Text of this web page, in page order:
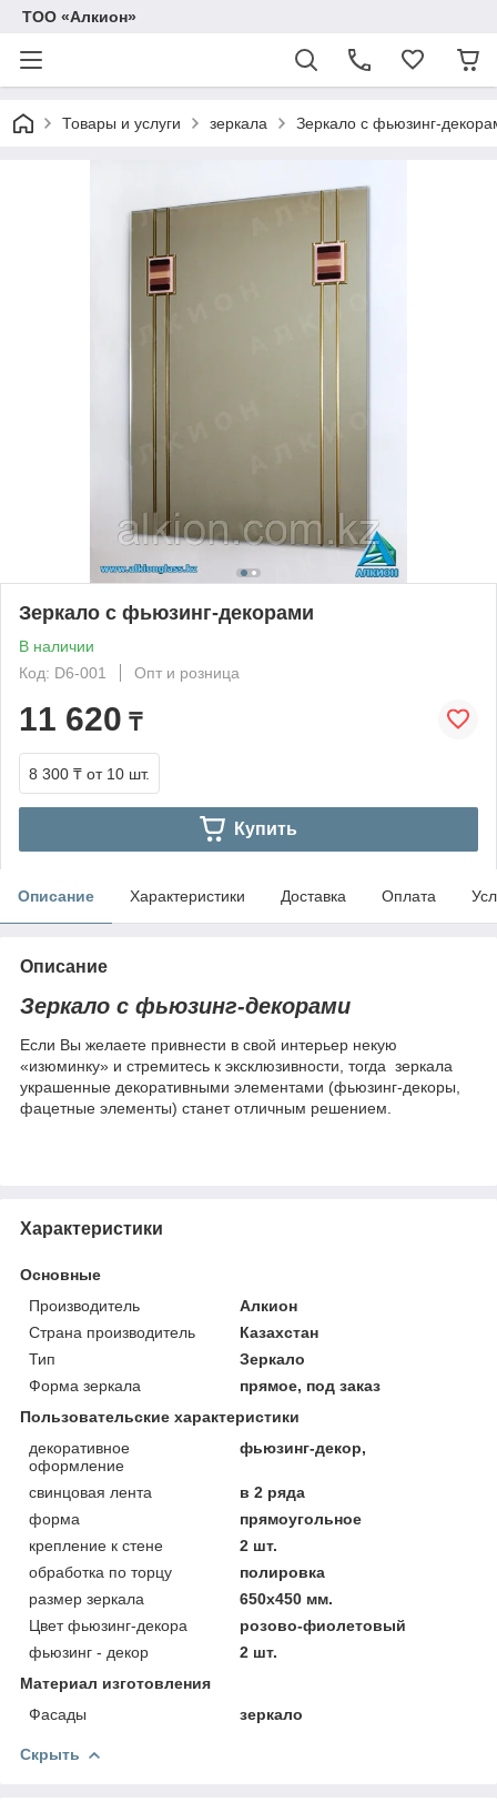
ТОО «Алкион»
Товары и услуги зеркала Зеркало с фьюзинг-
Зеркало с фьюзинг-декорами
В наличии
Код: D6-001
Опт и розница
11 620 ₸
8 300 ₸ от 10 шт.
Купить
Описание Характеристики Доставка Оплата
Описание
Зеркало с фьюзинг-декорами
Если Вы желаете привнести в свой интерьер некую
«изюминку» и стремитесь к эксклюзивности, тогда зеркала
украшенные декоративными элементами (фьюзинг-декоры,
фацетные элементы) станет отличным решением.
Характеристики
Основные
Производитель
Алкион
Страна производитель
Казахстан
Тип
Зеркало
Форма зеркала
прямое, под заказ
Пользовательские характеристики
декоративное
оформление
фьюзинг-декор,
свинцовая лента
в 2 ряда
форма
прямоугольное
крепление к стене
2 шт.
обработка по торцу
полировка
размер зеркала
650х450 мм.
Цвет фьюзинг-декора
розово-фиолетовый
фьюзинг - декор
2 шт.
Материал изготовления
Фасады
зеркало
Скрыть